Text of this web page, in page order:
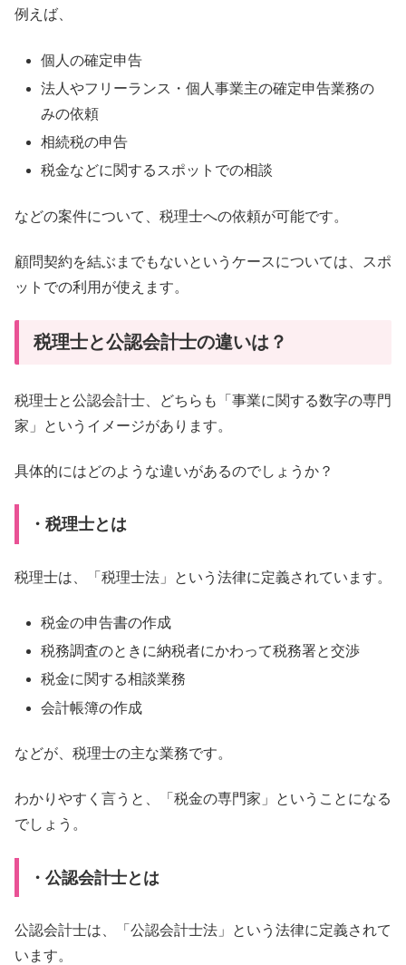
例えば、
個人の確定申告
法人やフリーランス・個人事業主の確定申告業務の
みの依頼
相続税の申告
税金などに関するスポットでの相談
などの案件について、税理士への依頼が可能です。
顧問契約を結ぶまでもないというケースについては、スポ
ットでの利用が使えます。
税理士と公認会計士の違いは？
税理士と公認会計士、どちらも「事業に関する数字の専門
家」というイメージがあります。
具体的にはどのような違いがあるのでしょうか？
・税理士とは
税理士は、「税理士法」という法律に定義されています。
税金の申告書の作成
税務調査のときに納税者にかわって税務署と交渉
税金に関する相談業務
会計帳簿の作成
などが、税理士の主な業務です。
わかりやすく言うと、「税金の専門家」ということになる
でしょう。
・公認会計士とは
公認会計士は、「公認会計士法」という法律に定義されて
います。